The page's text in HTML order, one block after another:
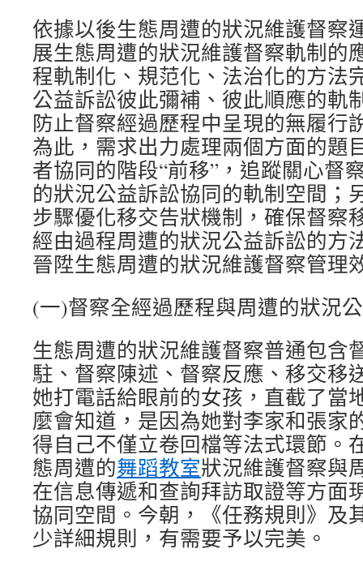
依據以後生態周遭的狀況維護督察
展生態周遭的狀況維護督察軌制的
程軌制化、規范化、法治化的方法
公益訴訟彼此彌補、彼此順應的軌
防止督察經過歷程中呈現的無履行
為此，需求出力處理兩個方面的題
者協同的階段“前移”，追蹤關心督
的狀況公益訴訟協同的軌制空間；
步驟優化移交告狀機制，確保督察
經由過程周遭的狀況公益訴訟的方
晉陞生態周遭的狀況維護督察管理
(一)督察全經過歷程與周遭的狀況
生態周遭的狀況維護督察普通包含
駐、督察陳述、督察反應、移交移
她打電話給眼前的女孩，直截了當
麼會知道，是因為她對李家和張家
得自己不僅立卷回檔等法式環節。
態周遭的舞蹈教室狀況維護督察與
在信息傳遞和查詢拜訪取證等方面
協同空間。今朝，《任務規則》及
少詳細規則，有需要予以完美。